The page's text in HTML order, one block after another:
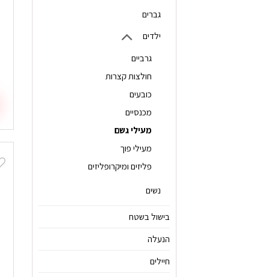
גברים
ילדים
גרביים
חולצות קצרות
כובעים
מכנסיים
מעילי גשם
מעילי פוך
פליזים ומיקרופליזים
נשים
בישול בשטח
הנעלה
חיילים